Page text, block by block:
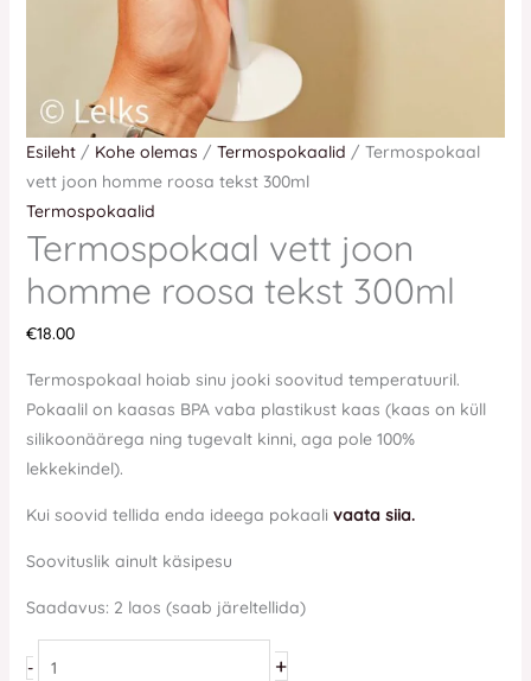
Esileht/ Kohe olemas / Termospokaalid / Termospokaal
vett joon homme roosa tekst 300ml
Termospokaalid
Termospokaal vett joon
homme roosa tekst 300ml
€18.00
Termospokaal hoiab sinu jooki soovitud temperatuuril.
Pokaalil on kaasas BPA vaba plastikust kaas (kaas on küll
silikoonäärega ning tugevalt kinni, aga pole 100%
lekkekindel).
Kui soovid tellida enda ideega pokaali vaata siia.
Soovituslik ainult käsipesu
Saadavus: 2 laos (saab järeltellida)
- +